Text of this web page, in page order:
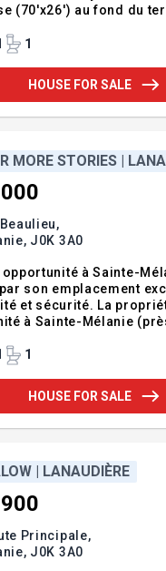
(70'x26') au fond du
1
HOUSE FOR SALE
MORE STORIES |
J0K 3A0
opportunité à Sainte-
son emplacement
et sécurité. La
à Sainte-Mélanie (près
paisible, idéal
1
HOUSE FOR SALE
| LANAUDIÈRE
Principale,
J0K 3A0